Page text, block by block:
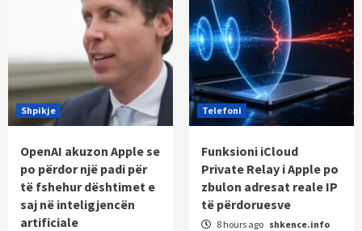
Shpikje
OpenAI akuzon Apple se
po përdor një padi për
të fshehur dështimet e
saj në inteligjencën
artificiale
Telefoni
Funksioni iCloud
Private Relay i Apple po
zbulon adresat reale IP
të përdoruesve
8 hours ago shkence.info